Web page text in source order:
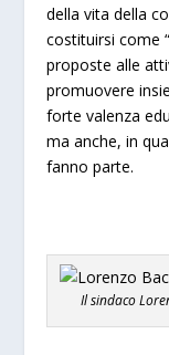
della vita della
costituirsi come
proposte alle
promuovere
forte valenza
ma anche, in
fanno parte.
Il sindaco